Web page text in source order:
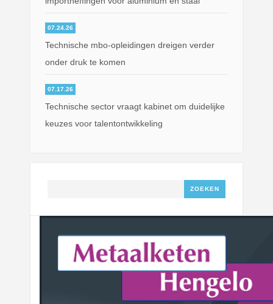
07.24.26
Technische mbo-opleidingen dreigen verder
onder druk te komen
07.17.26
Technische sector vraagt kabinet om duidelijke
keuzes voor talentontwikkeling